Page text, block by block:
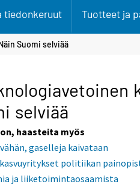
tiedonkeruut Tuotteet ja
Suomi selviää
selviää
haasteita myös
gaselleja kaivataan
politiikan
ja liiketoimintaosaamista